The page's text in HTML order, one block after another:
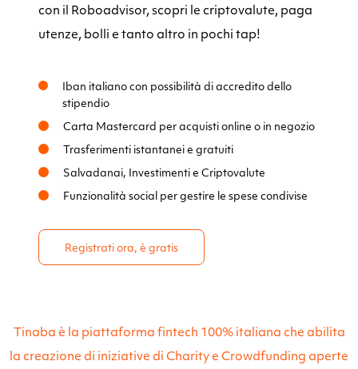
con il Roboadvisor, scopri le criptovalute, paga
utenze, bolli e tanto altro in pochi tap!
Iban italiano con possibilità di accredito dello
stipendio
Carta Mastercard per acquisti online o in negozio
Trasferimenti istantanei e gratuiti
Salvadanai, Investimenti e Criptovalute
Funzionalità social per gestire le spese condivise
Registrati ora, è gratis
Tinaba è la piattaforma fintech 100% italiana che abilita
la creazione di iniziative di Charity e Crowdfunding aperte